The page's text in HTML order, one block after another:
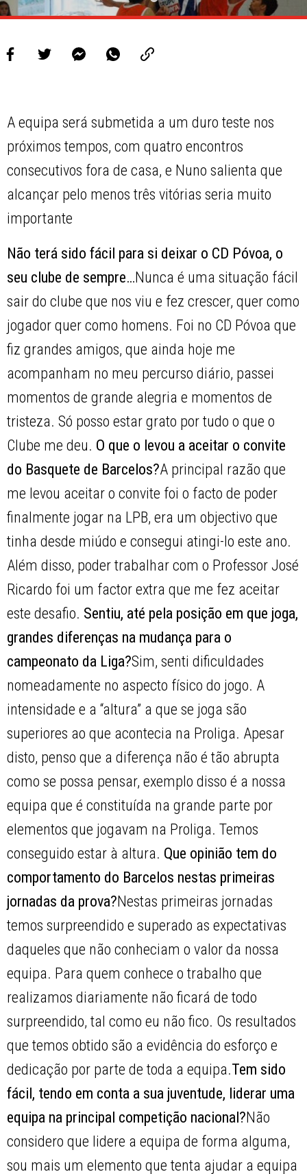
A equipa será submetida a um duro teste nos
próximos tempos, com quatro encontros
consecutivos fora de casa, e Nuno salienta que
alcançar pelo menos três vitórias seria muito
importante
Não terá sido fácil para si deixar o CD Póvoa, o
seu clube de sempre…Nunca é uma situação fácil
sair do clube que nos viu e fez crescer, quer como
jogador quer como homens. Foi no CD Póvoa que
fiz grandes amigos, que ainda hoje me
acompanham no meu percurso diário, passei
momentos de grande alegria e momentos de
tristeza. Só posso estar grato por tudo o que o
Clube me deu. O que o levou a aceitar o convite
do Basquete de Barcelos?A principal razão que
me levou aceitar o convite foi o facto de poder
finalmente jogar na LPB, era um objectivo que
tinha desde miúdo e consegui atingi-lo este ano.
Além disso, poder trabalhar com o Professor José
Ricardo foi um factor extra que me fez aceitar
este desafio. Sentiu, até pela posição em que joga,
grandes diferenças na mudança para o
campeonato da Liga?Sim, senti dificuldades
nomeadamente no aspecto físico do jogo. A
intensidade e a “altura” a que se joga são
superiores ao que acontecia na Proliga. Apesar
disto, penso que a diferença não é tão abrupta
como se possa pensar, exemplo disso é a nossa
equipa que é constituída na grande parte por
elementos que jogavam na Proliga. Temos
conseguido estar à altura. Que opinião tem do
comportamento do Barcelos nestas primeiras
jornadas da prova?Nestas primeiras jornadas
temos surpreendido e superado as expectativas
daqueles que não conheciam o valor da nossa
equipa. Para quem conhece o trabalho que
realizamos diariamente não ficará de todo
surpreendido, tal como eu não fico. Os resultados
que temos obtido são a evidência do esforço e
dedicação por parte de toda a equipa.Tem sido
fácil, tendo em conta a sua juventude, liderar uma
equipa na principal competição nacional?Não
considero que lidere a equipa de forma alguma,
sou mais um elemento que tenta ajudar a equipa